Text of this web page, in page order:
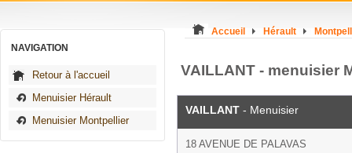
NAVIGATION
Retour à l'accueil
Menuisier Hérault
Menuisier Montpellier
Accueil Hérault
VAILLANT - menuisier
VAILLANT - Menuisier
18 AVENUE DE PALAVAS